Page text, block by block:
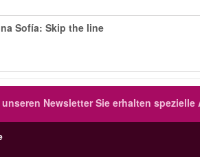
Sofía: Skip the line
NewsletterSie erhalten spezielle